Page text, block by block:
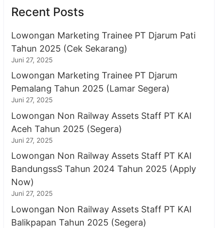
Recent Posts
Lowongan Marketing Trainee PT Djarum Pati
Tahun 2025 (Cek Sekarang)
Juni 27, 2025
Lowongan Marketing Trainee PT Djarum
Pemalang Tahun 2025 (Lamar Segera)
Juni 27, 2025
Lowongan Non Railway Assets Staff PT KAI
Aceh Tahun 2025 (Segera)
Juni 27, 2025
Lowongan Non Railway Assets Staff PT KAI
BandungssS Tahun 2024 Tahun 2025 (Apply
Now)
Juni 27, 2025
Lowongan Non Railway Assets Staff PT KAI
Balikpapan Tahun 2025 (Segera)